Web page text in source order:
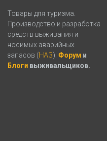
Товары для туризма.
Производство и разработка
средств выживания и
носимых аварийных
запасов (НАЗ). Форум и
Блоги выживальщиков.